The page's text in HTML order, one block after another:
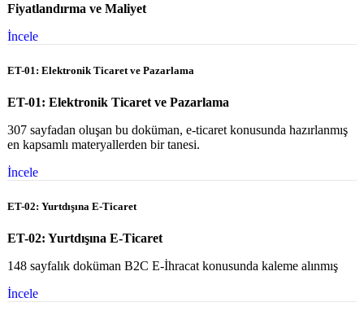
Fiyatlandırma ve Maliyet
İncele
ET-01: Elektronik Ticaret ve Pazarlama
ET-01: Elektronik Ticaret ve Pazarlama
307 sayfadan oluşan bu doküman, e-ticaret konusunda hazırlanmış
en kapsamlı materyallerden bir tanesi.
İncele
ET-02: Yurtdışına E-Ticaret
ET-02: Yurtdışına E-Ticaret
148 sayfalık doküman B2C E-İhracat konusunda kaleme alınmış
İncele